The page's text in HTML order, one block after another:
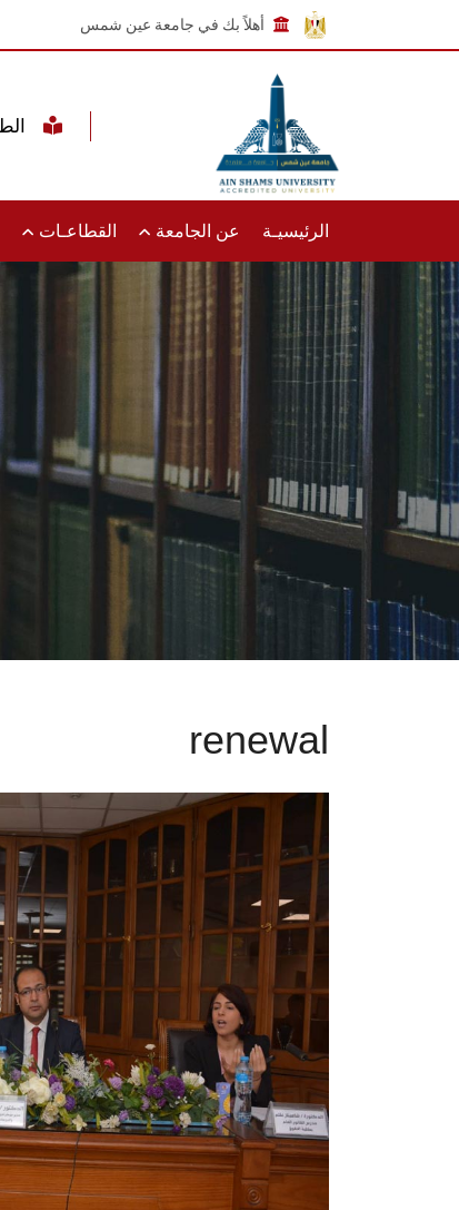
أهلاً بك في جامعة عين شمس
الرئيسيـة عن الجامعة القطاعـات
renewal